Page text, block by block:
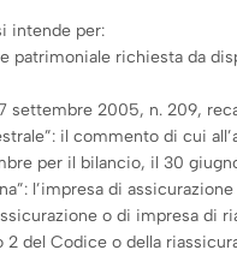
intende per:
patrimoniale richiesta da
settembre 2005, n. 209,
il commento di cui
per il bilancio, il 30
l’impresa di
o di impresa di
del Codice o della